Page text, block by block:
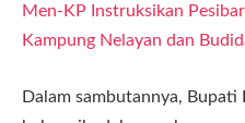
Men-KP Instruksikan
Kampung Nelayan dan
Dalam sambutannya, Bupati